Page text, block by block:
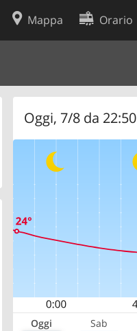
Mappa Orario
Oggi, 7/8 da 22:50
Oggi Sab